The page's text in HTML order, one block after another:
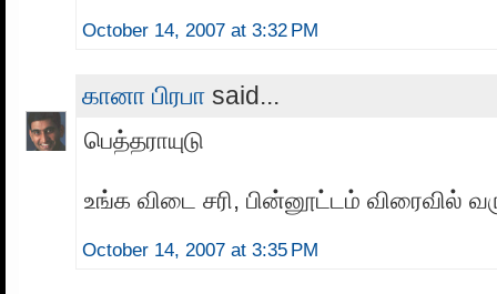
October 14, 2007 at 3:32 PM
கானா பிரபா said...
பெத்தராயுடு
உங்க விடை சரி, பின்னூட்டம் விரைவில்
October 14, 2007 at 3:35 PM